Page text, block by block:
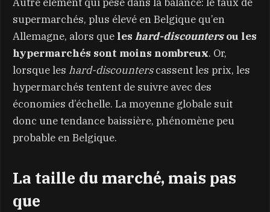
supermarchés, plus élevé en Belgique qu’en
Allemagne, alors que les hard-discountersou les
hypermarchés sont moins nombreux. Or,
lorsque les hard-discounterscassent les prix, les
hypermarchés tentent de suivre avec des
économies d’échelle. La moyenne globale suit
donc une tendance baissière, phénomène peu
probable en Belgique.
La taille du marché, mais pas
que